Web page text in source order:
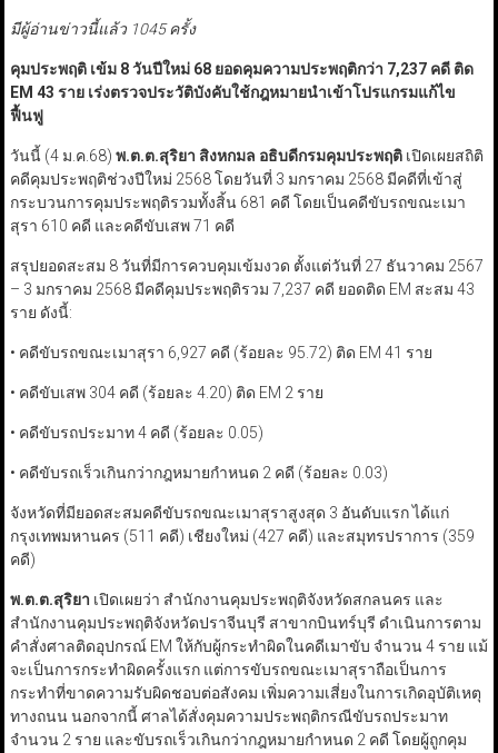
มีผู้อ่านข่าวนี้แล้ว 1045 ครั้ง
คุมประพฤติ เข้ม 8 วันปีใหม่ 68 ยอดคุมความประพฤติกว่า 7,237 คดี ติด
EM 43 ราย เร่งตรวจประวัติบังคับใช้กฎหมายนำเข้าโปรแกรมแก้ไข
ฟื้นฟู
วันนี้ (4 ม.ค.68) พ.ต.ต.สุริยา สิงหกมล อธิบดีกรมคุมประพฤติเปิดเผยสถิติ
คดีคุมประพฤติช่วงปีใหม่ 2568 โดยวันที่ 3 มกราคม 2568 มีคดีที่เข้าสู่
กระบวนการคุมประพฤติรวมทั้งสิ้น 681 คดี โดยเป็นคดีขับรถขณะเมา
สุรา 610 คดี และคดีขับเสพ 71 คดี
สรุปยอดสะสม 8 วันที่มีการควบคุมเข้มงวด ตั้งแต่วันที่ 27 ธันวาคม 2567
– 3 มกราคม 2568 มีคดีคุมประพฤติรวม 7,237 คดี ยอดติด EM สะสม 43
ราย ดังนี้:
• คดีขับรถขณะเมาสุรา 6,927 คดี (ร้อยละ 95.72) ติด EM 41 ราย
• คดีขับเสพ 304 คดี (ร้อยละ 4.20) ติด EM 2 ราย
• คดีขับรถประมาท 4 คดี (ร้อยละ 0.05)
• คดีขับรถเร็วเกินกว่ากฎหมายกำหนด 2 คดี (ร้อยละ 0.03)
จังหวัดที่มียอดสะสมคดีขับรถขณะเมาสุราสูงสุด 3 อันดับแรก ได้แก่
กรุงเทพมหานคร (511 คดี) เชียงใหม่ (427 คดี) และสมุทรปราการ (359
คดี)
พ.ต.ต.สุริยา เปิดเผยว่า สำนักงานคุมประพฤติจังหวัดสกลนคร และ
สำนักงานคุมประพฤติจังหวัดปราจีนบุรี สาขากบินทร์บุรี ดำเนินการตาม
คำสั่งศาลติดอุปกรณ์ EM ให้กับผู้กระทำผิดในคดีเมาขับ จำนวน 4 ราย แม้
จะเป็นการกระทำผิดครั้งแรก แต่การขับรถขณะเมาสุราถือเป็นการ
กระทำที่ขาดความรับผิดชอบต่อสังคม เพิ่มความเสี่ยงในการเกิดอุบัติเหตุ
ทางถนน นอกจากนี้ ศาลได้สั่งคุมความประพฤติกรณีขับรถประมาท
จำนวน 2 ราย และขับรถเร็วเกินกว่ากฎหมายกำหนด 2 คดี โดยผู้ถูกคุม